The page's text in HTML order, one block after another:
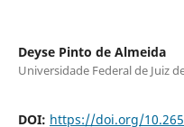
Deyse Pinto de Almeida
Universidade Federal de Juiz
DOI: https://doi.org/